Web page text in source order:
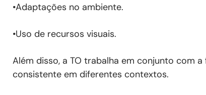
•Adaptações no ambiente.
•Uso de recursos visuais.
Além disso, a TO trabalha em conjunto com
consistente em diferentes contextos.